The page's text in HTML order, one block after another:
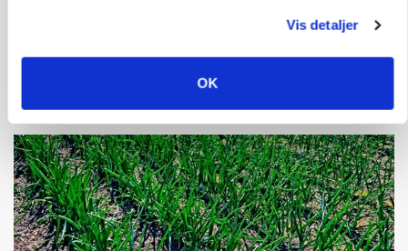
Vis detaljer
OK
Loading...